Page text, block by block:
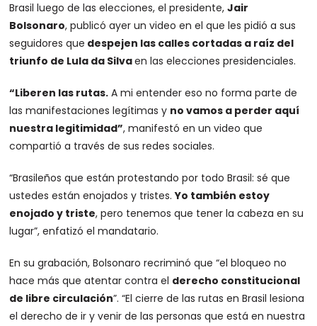
Brasil luego de las elecciones, el presidente,Jair
Bolsonaro, publicó ayer un video en el que les pidió a sus
seguidores que despejen las calles cortadas a raíz del
triunfo de Lula da Silvaen las elecciones presidenciales.
“Liberen las rutas. A mi entender eso no forma parte de
las manifestaciones legítimas y no vamos a perder aquí
nuestra legitimidad”, manifestó en un video que
compartió a través de sus redes sociales.
“Brasileños que están protestando por todo Brasil: sé que
ustedes están enojados y tristes.Yo también estoy
enojado y triste, pero tenemos que tener la cabeza en su
lugar”, enfatizó el mandatario.
En su grabación, Bolsonaro recriminó que “el bloqueo no
hace más que atentar contra el derecho constitucional
de libre circulación”. “El cierre de las rutas en Brasil lesiona
el derecho de ir y venir de las personas que está en nuestra